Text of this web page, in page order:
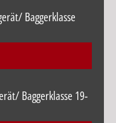
Baggerklasse
Baggerklasse 19-